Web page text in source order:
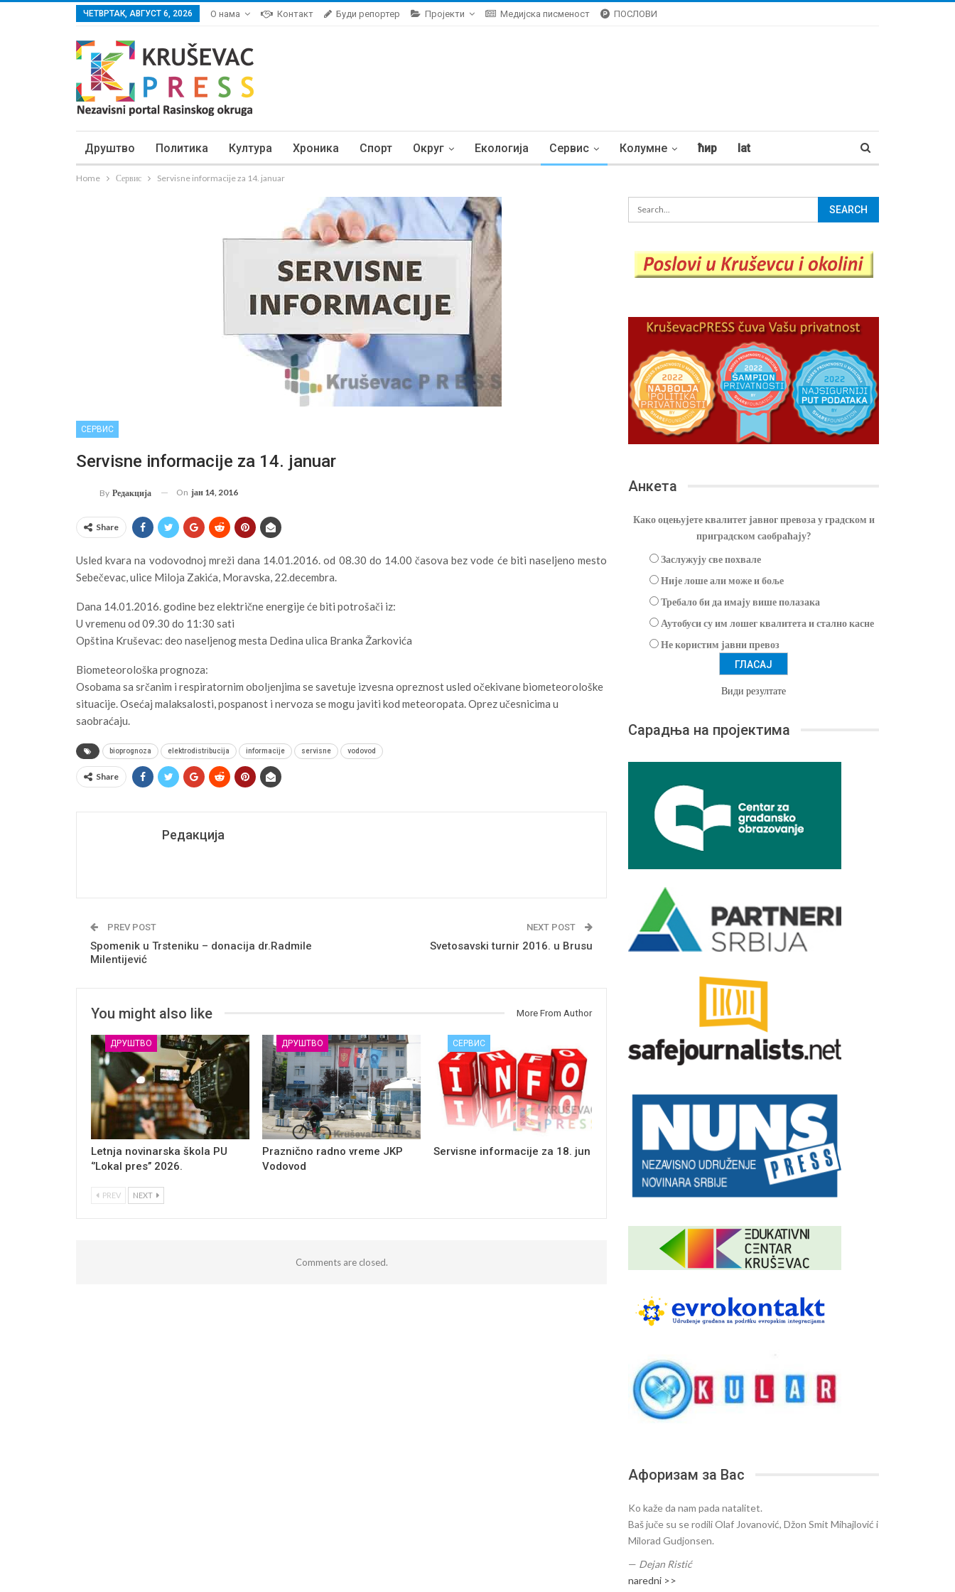
ЧЕТВРТАК, АВГУСТ 6, 2026 О нама Контакт Буди репортер Пројекти Медијска писменост ПОСЛОВИ
Друштво Политика Култура Хроника Спорт Округ Екологија Сервис Колумне ћир lat
Home Сервис Servisne informacije za 14. januar
СЕРВИС
Servisne informacije za 14. januar
By Редакција On јан 14, 2016
Share
Usled kvara na vodovodnoj mreži dana 14.01.2016. od 08.30 do 14.00 časova bez vode će biti naseljeno mesto
Sebečevac, ulice Miloja Zakića, Moravska, 22.decembra.
Dana 14.01.2016. godine bez električne energije će biti potrošači iz:
U vremenu od 09.30 do 11:30 sati
Opština Kruševac: deo naseljenog mesta Dedina ulica Branka Žarkovića
Biometeorološka prognoza:
Osobama sa srčanim i respiratornim obolјenjima se savetuje izvesna opreznost usled očekivane biometeorološke
situacije. Osećaj malaksalosti, pospanost i nervoza se mogu javiti kod meteoropata. Oprez učesnicima u
saobraćaju.
bioprognoza elektrodistribucija informacije servisne vodovod
Share
Редакција
PREV POST
Spomenik u Trsteniku – donacija dr.Radmile
Milentijević
NEXT POST
Svetosavski turnir 2016. u Brusu
You might also like More From Author
ДРУШТВО
Letnja novinarska škola PU
‘’Lokal pres’’ 2026.
ДРУШТВО
Praznično radno vreme JKP
Vodovod
СЕРВИС
Servisne informacije za 18. jun
PREV NEXT
Comments are closed.
Анкета
Како оцењујете квалитет јавног превоза у градском и
приградском саобраћају?
Заслужују све похвале
Није лоше али може и боље
Требало би да имају више полазака
Аутобуси су им лошег квалитета и стално касне
Не користим јавни превоз
Види резултате
Сарадња на пројектима
Афоризам за Вас
Ko kaže da nam pada natalitet.
Baš juče su se rodili Olaf Jovanović, Džon Smit Mihajlović i
Milorad Gudjonsen.
— Dejan Ristić
naredni >>